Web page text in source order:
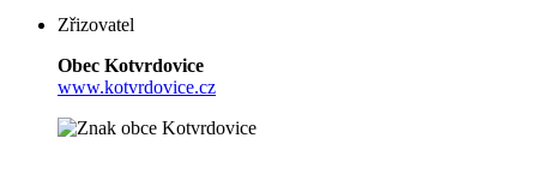
Zřizovatel
Obec Kotvrdovice
www.kotvrdovice.cz